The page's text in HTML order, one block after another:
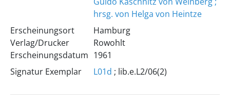
hrsg. von Helga von Heintze
Erscheinungsort
Verlag/Drucker
Erscheinungsdatum
Hamburg
Rowohlt
1961
Signatur Exemplar
L01d ; lib.e.L2/06(2)